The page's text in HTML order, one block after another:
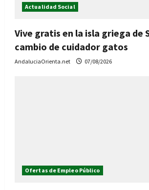
Actualidad Social
Vive gratis en la isla griega de
cambio de cuidador gatos
AndaluciaOrienta.net 07/08/2026
Ofertas de Empleo Público